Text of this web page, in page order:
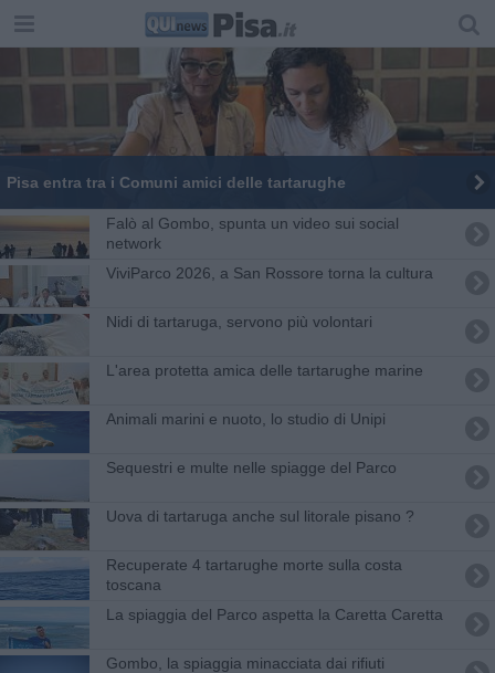
Pisa entra tra i Comuni amici delle tartarughe
Falò al Gombo, spunta un video sui social
network
ViviParco 2026, a San Rossore torna la cultura
Nidi di tartaruga, servono più volontari
L'area protetta amica delle tartarughe marine
Animali marini e nuoto, lo studio di Unipi
Sequestri e multe nelle spiagge del Parco
Uova di tartaruga anche sul litorale pisano ?
​Recuperate 4 tartarughe morte sulla costa
toscana
La spiaggia del Parco aspetta la Caretta Caretta
Gombo, la spiaggia minacciata dai rifiuti